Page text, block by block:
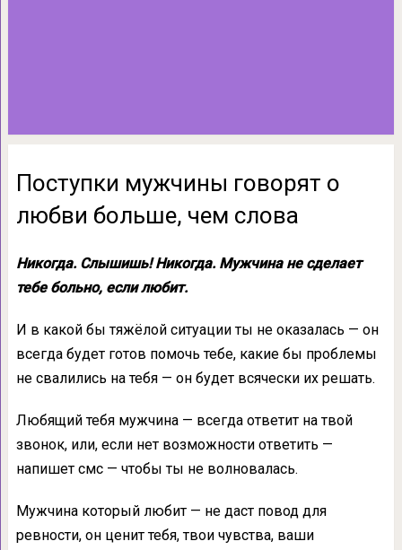
Поступки мужчины говорят о
любви больше, чем слова
Никогда. Слышишь! Никогда. Мужчина не сделает
тебе больно, если любит.
И в какой бы тяжёлой ситуации ты не оказалась — он
всегда будет готов помочь тебе, какие бы проблемы
не свалились на тебя — он будет всячески их решать.
Любящий тебя мужчина — всегда ответит на твой
звонок, или, если нет возможности ответить —
напишет смс — чтобы ты не волновалась.
Мужчина который любит — не даст повод для
ревности, он ценит тебя, твои чувства, ваши